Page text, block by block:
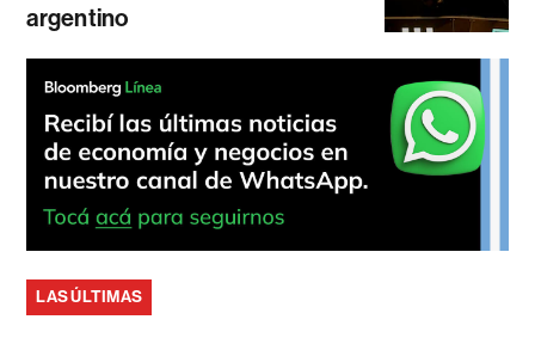
argentino
LAS ÚLTIMAS